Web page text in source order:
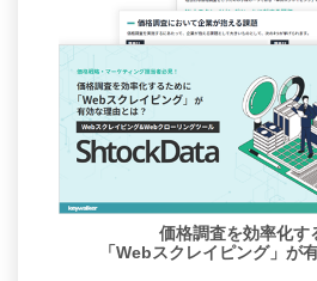
価格調査を効率化す
「Webスクレイピング」が